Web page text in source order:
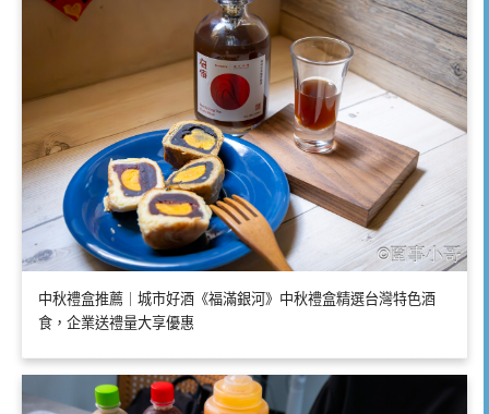
中秋禮盒推薦｜城市好酒《福滿銀河》中秋禮盒精選台灣特色酒
食，企業送禮量大享優惠